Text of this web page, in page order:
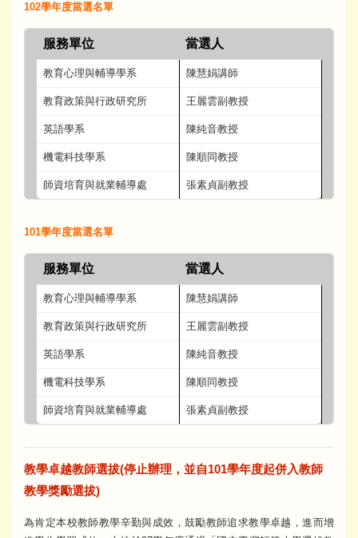
102學年度當選名單
服務單位 當選人
教育心理與輔導學系 陳慧娟講師
教育政策與行政研究所 王麗雲副教授
英語學系 陳純音教授
機電科技學系 陳順同教授
師資培育與就業輔導處 張素貞副教授
101學年度當選名單
服務單位 當選人
教育心理與輔導學系 陳慧娟講師
教育政策與行政研究所 王麗雲副教授
英語學系 陳純音教授
機電科技學系 陳順同教授
師資培育與就業輔導處 張素貞副教授
教學卓越教師選拔(停止辦理，並自101學年度起併入教師
教學獎勵選拔)
為肯定本校教師教學辛勤與成效，鼓勵教師追求教學卓越，進而增